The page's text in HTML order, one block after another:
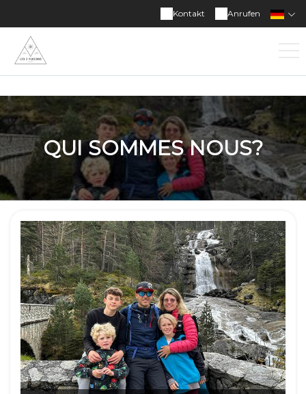
Anrufen
Kontakt
QUI SOMMES NOUS?